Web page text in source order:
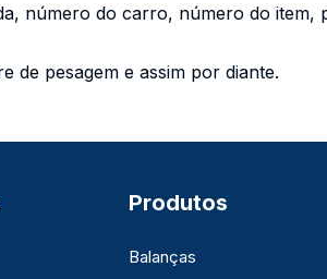
número do carro, número do
de pesagem e assim por diante.
Produtos
Balanças